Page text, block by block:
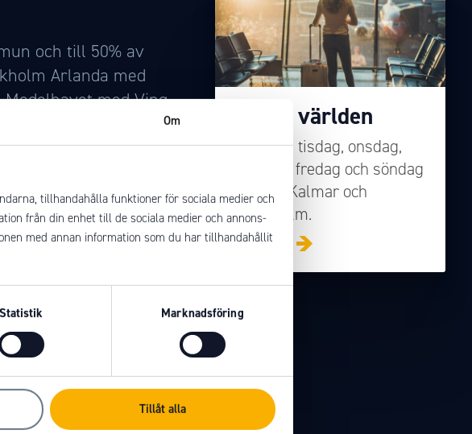
Om
tillhandahålla funktioner för sociala medier och
från din enhet till de sociala medier och annons-
med annan information som du har tillhandahållit
Statistik Marknadsföring
Tillåt alla
och till 50% av
Arlanda med
med Ving
med
ska utveckla,
och utveckla
och
civilt. Tillsammans
för de
målet om fossilfri
Stan i världen
Måndag, tisdag, onsdag,
torsdag, fredag och söndag
mellan Kalmar och
Stockholm.
Läs mer